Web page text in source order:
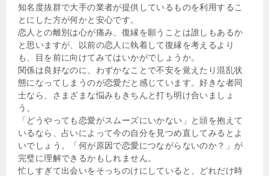
知名度抜群で大手の業者が提供しているものを利用するこ
とにした方が何かと安心です。
恋人との離別は心が痛み、復縁を願うことは誰しもあるか
と思いますが、以前の恋人に執着して復縁を考えるより
も、目を前に向けてみてはいかがでしょうか。
関係は良好なのに、わずかなことで不安を覚えたり混乱状
態になってしまうのが恋愛だと感じています。好きな者同
士なら、さまざまな悩みもきちんと打ち明け合いましょ
う。
「どうやっても恋愛がスムーズにいかない」と頭を抱えて
いるなら、占いによって今の自分を見つめ直してみるとよ
いでしょう。「何が原因で恋愛につながらないのか？」が
完璧に理解できるかもしれません。
忙しすぎて出会いをそっちのけにしていると、どれだけ時